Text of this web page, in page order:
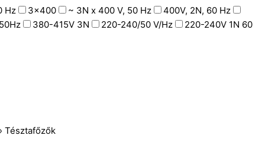
Hz 3x400 ~ 3N x 400 V, 50 Hz
400V, 2N, 60 Hz
380-415V 3N 220-240/50 V/Hz 220-240V 1N 60
Tésztafőzők